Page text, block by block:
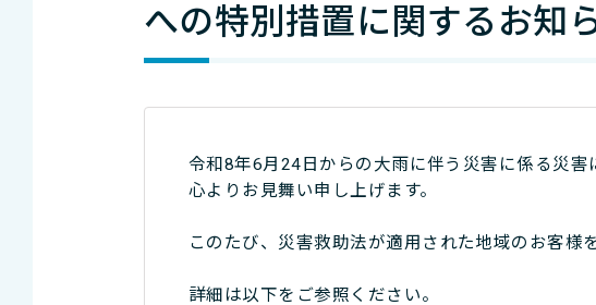
への特別措置に関するお知
令和8年6月24日からの大雨に伴う災害に係る災害
心よりお見舞い申し上げます。
このたび、災害救助法が適用された地域のお客
詳細は以下をご参照ください。